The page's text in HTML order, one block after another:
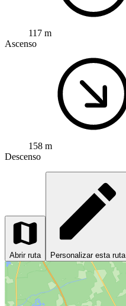
117 m
Ascenso
158 m
Descenso
Abrir ruta Personalizar esta ruta